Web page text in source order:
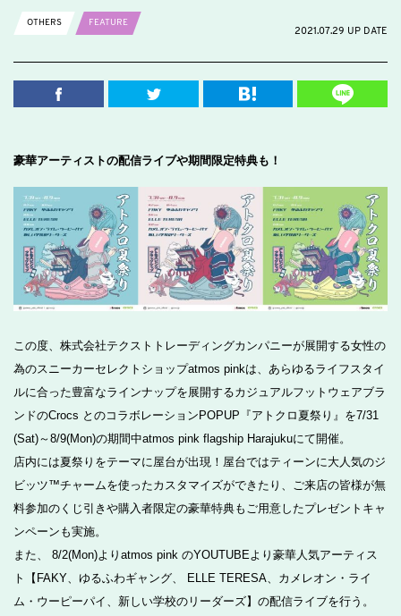
OTHERS
FEATURE
2021.07.29 UP DATE
豪華アーティストの配信ライブや期間限定特典も！
この度、株式会社テクストトレーディングカンパニーが展開する女性の
為のスニーカーセレクトショップatmos pinkは、あらゆるライフスタイ
ルに合った豊富なラインナップを展開するカジュアルフットウェアブラ
ンドのCrocs とのコラボレーションPOPUP『アトクロ夏祭り』を7/31
(Sat)～8/9(Mon)の期間中atmos pink flagship Harajukuにて開催。
店内には夏祭りをテーマに屋台が出現！屋台ではティーンに大人気のジ
ビッツ™チャームを使ったカスタマイズができたり、ご来店の皆様が無
料参加のくじ引きや購入者限定の豪華特典もご用意したプレゼントキャ
ンペーンも実施。
また、 8/2(Mon)よりatmos pink のYOUTUBEより豪華人気アーティス
ト【FAKY、ゆるふわギャング、 ELLE TERESA、カメレオン・ライ
ム・ウーピーパイ、新しい学校のリーダーズ】の配信ライブを行う。